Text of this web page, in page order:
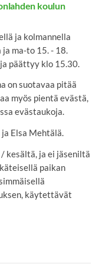
koulun
ja kolmannella
ma-to 15. - 18.
päättyy klo 15.30.
on suotavaa pitää
myös pientä evästä,
evästaukoja.
Elsa Mehtälä.
kesältä, ja ei jäseniltä
paikan
käytettävät